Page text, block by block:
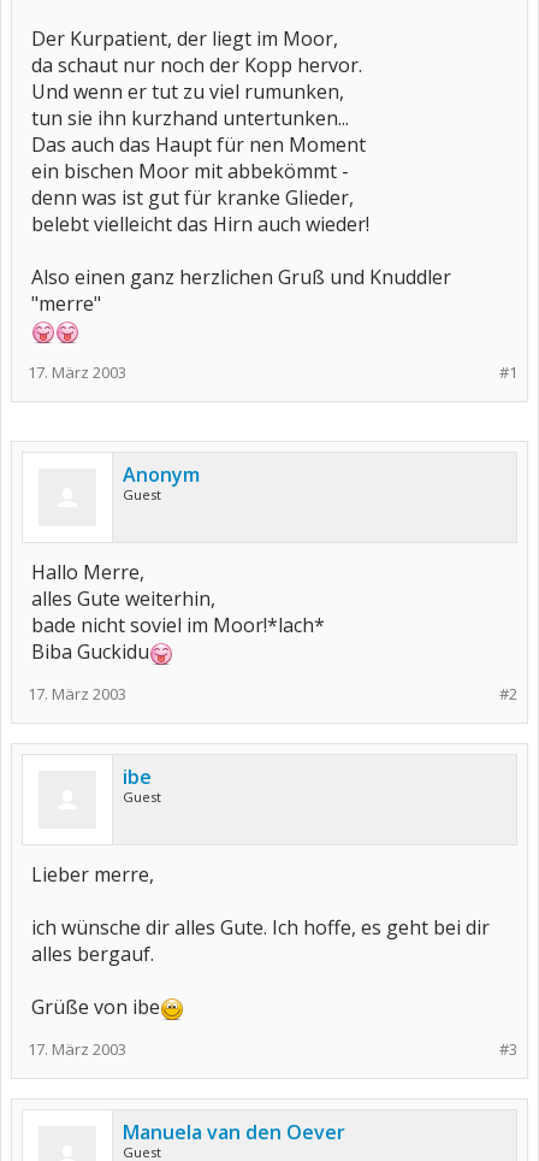
Der Kurpatient, der liegt im Moor,
da schaut nur noch der Kopp hervor.
Und wenn er tut zu viel rumunken,
tun sie ihn kurzhand untertunken...
Das auch das Haupt für nen Moment
ein bischen Moor mit abbekömmt -
denn was ist gut für kranke Glieder,
belebt vielleicht das Hirn auch wieder!
Also einen ganz herzlichen Gruß und Knuddler
"merre"
#1
17. März 2003
Anonym
Guest
Hallo Merre,
alles Gute weiterhin,
bade nicht soviel im Moor!*lach*
Biba Guckidu
#2
17. März 2003
ibe
Guest
Lieber merre,
ich wünsche dir alles Gute. Ich hoffe, es geht bei dir
alles bergauf.
Grüße von ibe
#3
17. März 2003
Manuela van den Oever
Guest